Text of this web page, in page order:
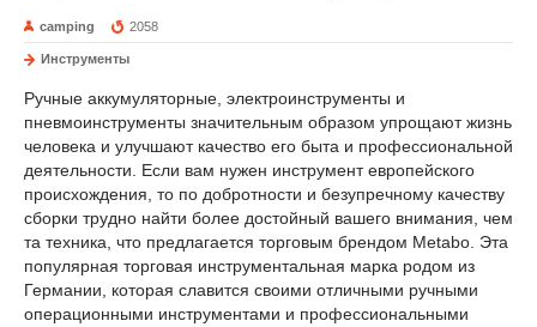
camping 2058
Инструменты
Ручные аккумуляторные, электроинструменты и
пневмоинструменты значительным образом упрощают жизнь
человека и улучшают качество его быта и профессиональной
деятельности. Если вам нужен инструмент европейского
происхождения, то по добротности и безупречному качеству
сборки трудно найти более достойный вашего внимания, чем
та техника, что предлагается торговым брендом Metabo. Эта
популярная торговая инструментальная марка родом из
Германии, которая славится своими отличными ручными
операционными инструментами и профессиональными